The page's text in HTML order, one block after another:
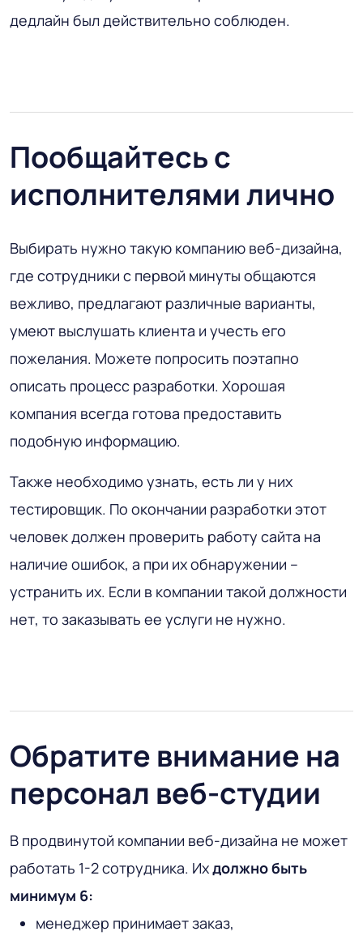
дедлайн был действительно соблюден.
Пообщайтесь с
исполнителями лично
Выбирать нужно такую компанию веб-дизайна,
где сотрудники с первой минуты общаются
вежливо, предлагают различные варианты,
умеют выслушать клиента и учесть его
пожелания. Можете попросить поэтапно
описать процесс разработки. Хорошая
компания всегда готова предоставить
подобную информацию.
Также необходимо узнать, есть ли у них
тестировщик. По окончании разработки этот
человек должен проверить работу сайта на
наличие ошибок, а при их обнаружении –
устранить их. Если в компании такой должности
нет, то заказывать ее услуги не нужно.
Обратите внимание на
персонал веб-студии
В продвинутой компании веб-дизайна не может
работать 1-2 сотрудника. Ихдолжно быть
минимум 6:
менеджер принимает заказ,